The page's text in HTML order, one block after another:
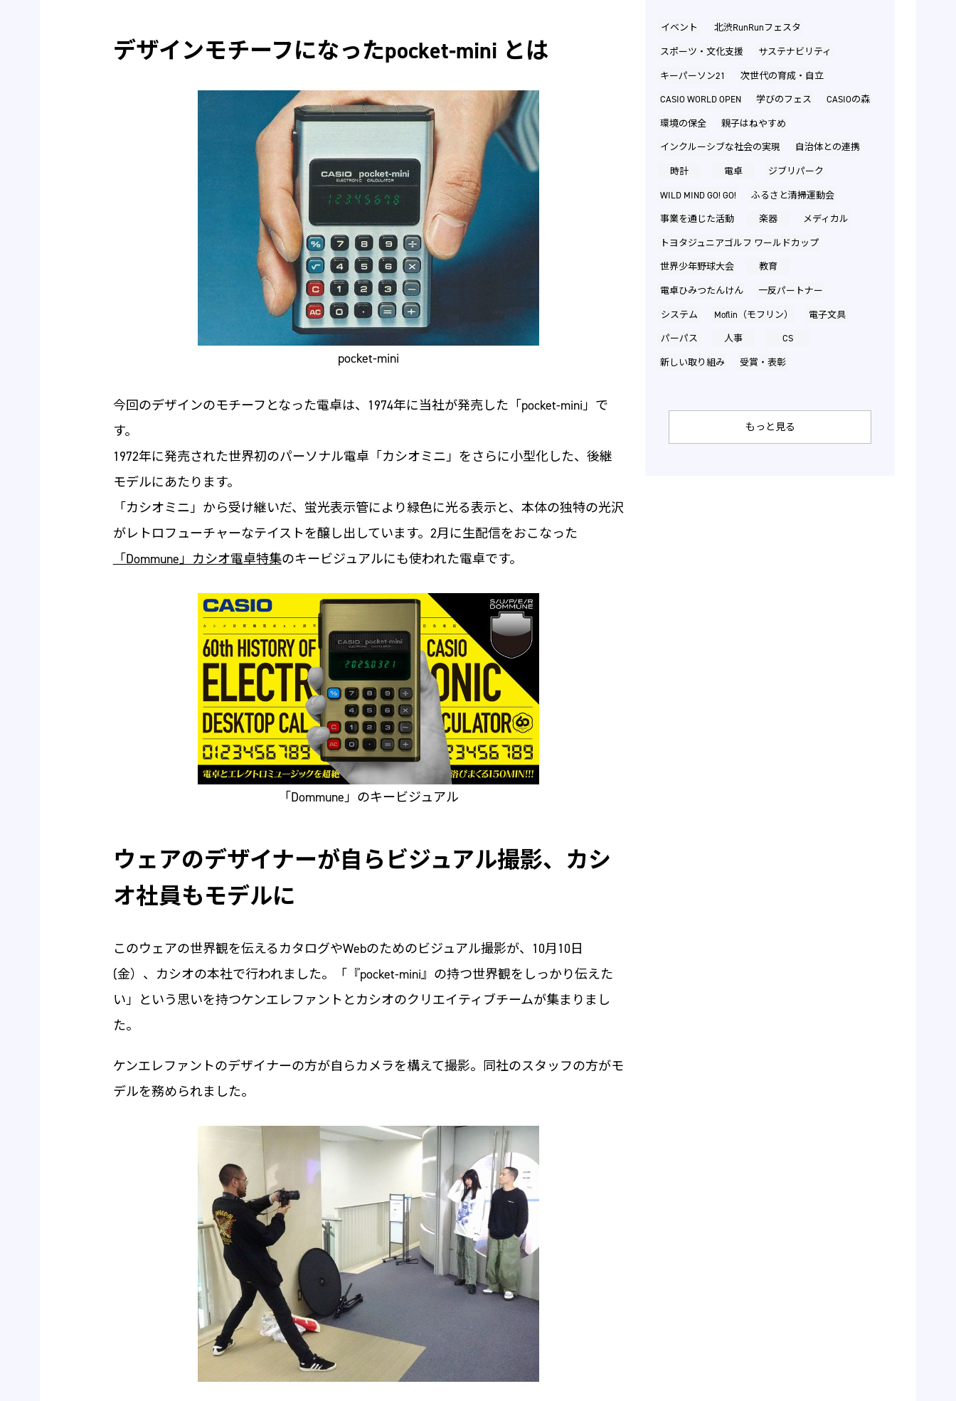
デザインモチーフになったpocket-mini とは
pocket-mini
今回のデザインのモチーフとなった電卓は、1974年に当社が発売した「pocket-mini」で
す。
1972年に発売された世界初のパーソナル電卓「カシオミニ」をさらに小型化した、後継
モデルにあたります。
「カシオミニ」から受け継いだ、蛍光表示管により緑色に光る表示と、本体の独特の光沢
がレトロフューチャーなテイストを醸し出しています。2月に生配信をおこなった
「Dommune」カシオ電卓特集のキービジュアルにも使われた電卓です。
「Dommune」のキービジュアル
ウェアのデザイナーが自らビジュアル撮影、カシ
オ社員もモデルに
このウェアの世界観を伝えるカタログやWebのためのビジュアル撮影が、10月10日
(金）、カシオの本社で行われました。「『pocket-mini』の持つ世界観をしっかり伝えた
い」という思いを持つケンエレファントとカシオのクリエイティブチームが集まりまし
た。
ケンエレファントのデザイナーの方が自らカメラを構えて撮影。同社のスタッフの方がモ
デルを務められました。
イベント
北渋RunRunフェスタ
スポーツ・文化支援
サステナビリティ
キーパーソン21
次世代の育成・自立
CASIO WORLD OPEN
学びのフェス
CASIOの森
環境の保全
親子はねやすめ
インクルーシブな社会の実現
自治体との連携
時計
電卓
ジブリパーク
WILD MIND GO! GO!
ふるさと清掃運動会
事業を通じた活動
楽器
メディカル
トヨタジュニアゴルフ ワールドカップ
世界少年野球大会
教育
電卓ひみつたんけん
一反パートナー
システム
Moflin（モフリン）
電子文具
パーパス
人事
CS
新しい取り組み
受賞・表彰
もっと見る